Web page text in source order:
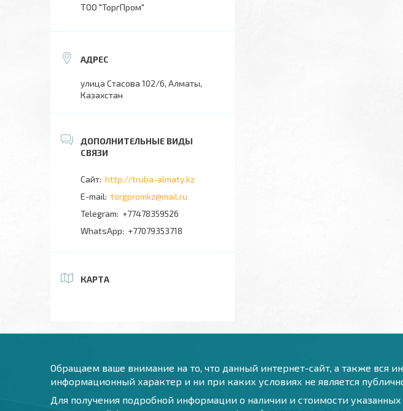
ТОО "ТоргПром"
улица Стасова 102/6, Алматы,
Казахстан
http://truba-almaty.kz
torgpromkz@mail.ru
+77478359526
+77079353718
КАРТА
Обращаем ваше внимание на то, что данный интернет-сайт, а также вся
информационный характер и ни при каких условиях не является
Для получения подробной информации о наличии и стоимости